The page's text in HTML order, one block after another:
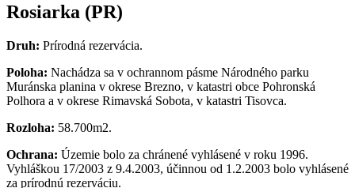
Rosiarka (PR)
Druh: Prírodná rezervácia.
Poloha: Nachádza sa v ochrannom pásme Národného parku
Muránska planina v okrese Brezno, v katastri obce Pohronská
Polhora a v okrese Rimavská Sobota, v katastri Tisovca.
Rozloha: 58.700m2.
Ochrana: Územie bolo za chránené vyhlásené v roku 1996.
Vyhláškou 17/2003 z 9.4.2003, účinnou od 1.2.2003 bolo vyhlásené
za prírodnú rezerváciu.